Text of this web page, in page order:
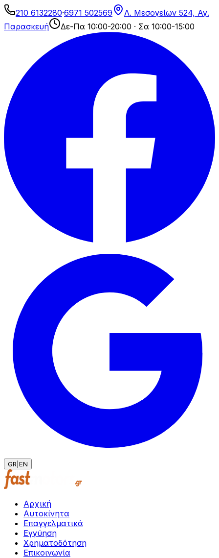
210 6132280·6971 502569
Λ. Μεσογείων 524, Αγ.
Παρασκευή
Δε-Πα 10:00-20:00 · Σα 10:00-15:00
GR EN
Αρχική
Αυτοκίνητα
Επαγγελματικά
Εγγύηση
Χρηματοδότηση
Επικοινωνία